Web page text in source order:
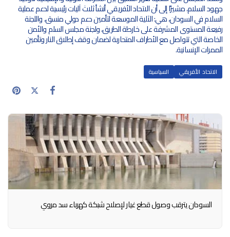
جهود السلام، مشيرًا إلى أن الاتحاد الأفريقي أنشأ ثلاث آليات رئيسية لدعم عملية
السلام في السودان، هي: الآلية الموسعة لتأمين دعم دولي منسق، واللجنة
رفيعة المستوى المشرفة على خارطة الطريق، ولجنة مجلس السلم والأمن
الخاصة التي تتواصل مع الأطراف المتحاربة لضمان وقف إطلاق النار وتأمين
الممرات الإنسانية.
الاتحاد الأفريقي السياسية
السودان يترقب وصول قطع غيار لإصلاح شبكة كهرباء سد مروي